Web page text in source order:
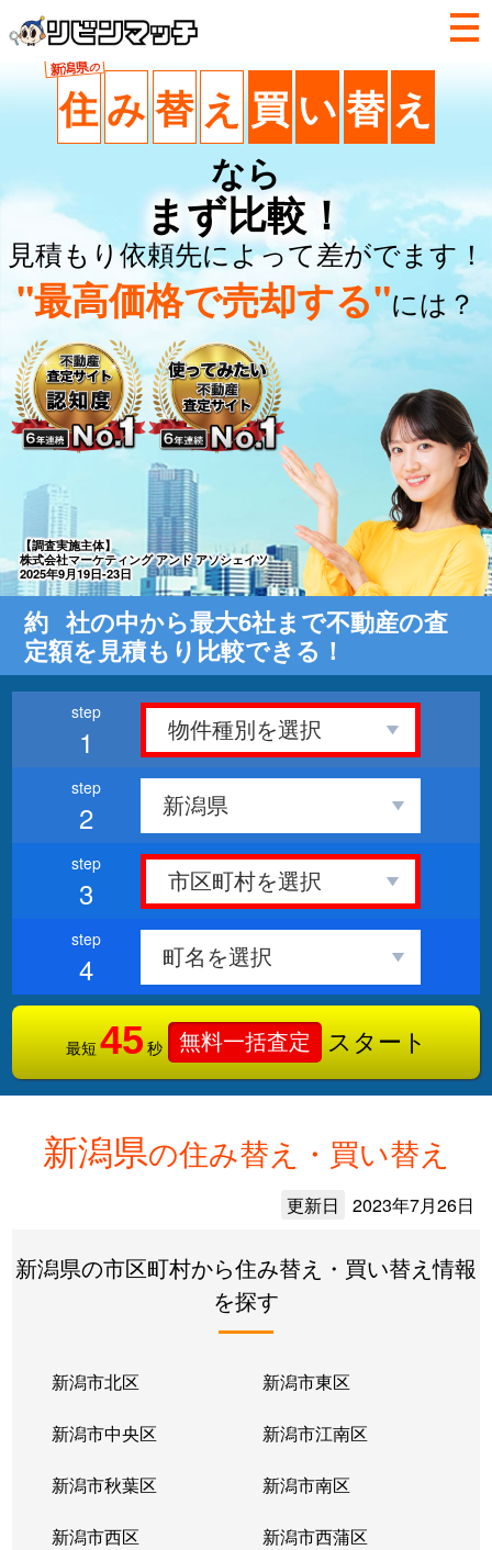
新潟県の
住み替 え 買 い替 え
なら
まず比較！
見積もり依頼先によって差がでます！
"最高価格で売却する"には？
【調査実施主体】
株式会社マーケティング アンド アソシェイツ
2025年9月19日-23日
約 社の中から最大6社まで不動産の査
定額を見積もり比較できる！
1
2
3
4
最短 45 秒 無料一括査定 スタート
新潟県の住み替え・買い替え
更新日 2023年7月26日
新潟県の市区町村から住み替え・買い替え情報
を探す
新潟市北区 新潟市東区
新潟市中央区 新潟市江南区
新潟市秋葉区 新潟市南区
新潟市西区 新潟市西蒲区